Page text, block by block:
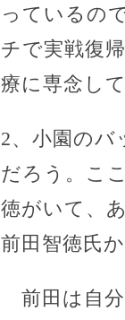
っているの
チで実戦復
療に専念し
2、小園の
だろう。こ
徳がいて、
前田智徳氏
前田は自分